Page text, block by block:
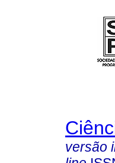
versão